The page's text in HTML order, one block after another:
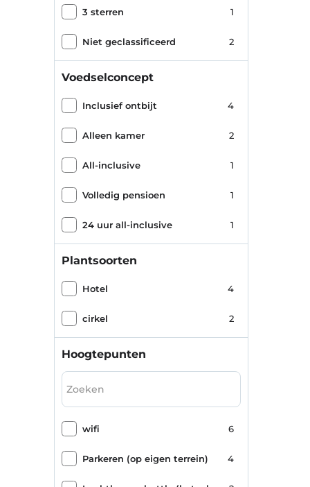
3 sterren 1
Niet geclassificeerd 2
Voedselconcept
Inclusief ontbijt 4
Alleen kamer 2
All-inclusive 1
Volledig pensioen 1
24 uur all-inclusive 1
Plantsoorten
Hotel 4
cirkel 2
Hoogtepunten
wifi 6
Parkeren (op eigen terrein) 4